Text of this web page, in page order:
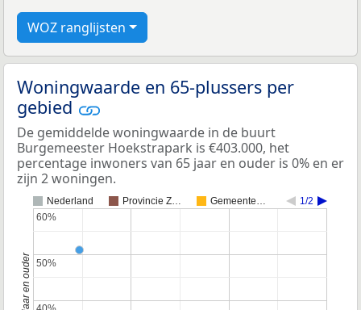
WOZ ranglijsten
Woningwaarde en 65-plussers per
gebied
De gemiddelde woningwaarde in de buurt
Burgemeester Hoekstrapark is €403.000, het
percentage inwoners van 65 jaar en ouder is 0% en er
zijn 2 woningen.
Nederland Provincie Z… Gemeente… 1/2
50%
50%
60%
60%